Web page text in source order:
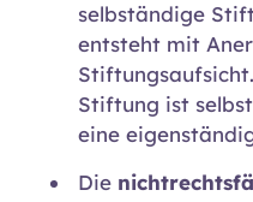
selbständige
entsteht mit
Stiftung ist
eine
Die